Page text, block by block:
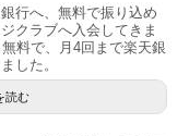
行へ、無料で振り込め
クラブへ入会してきま
料で、月4回まで楽天銀
した。
読む